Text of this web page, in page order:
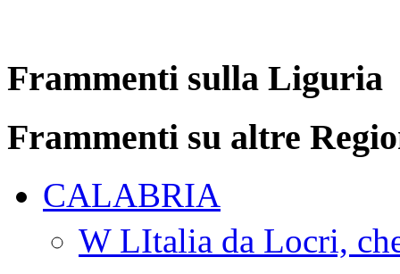
Frammenti sulla Liguria
Frammenti su altre
CALABRIA
W LItalia da Locri,